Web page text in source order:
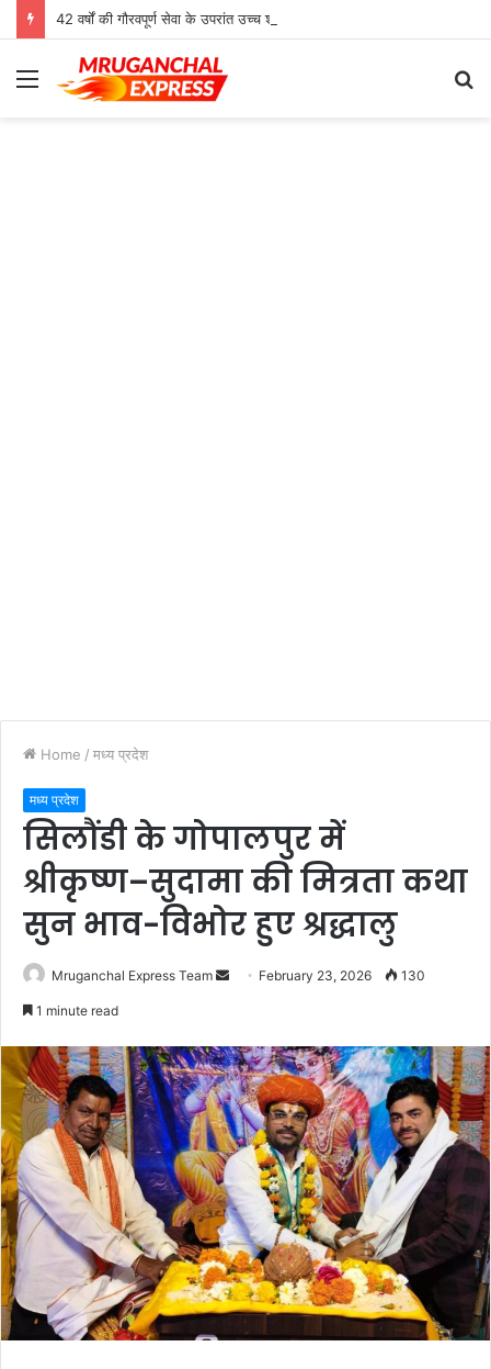
Menu
Home / मध्य प्रदेश
मध्य प्रदेश
सिलौंडी के गोपालपुर में
श्रीकृष्ण–सुदामा की मित्रता कथा
सुन भाव-विभोर हुए श्रद्धालु
Mruganchal Express Team
Send February 23, 2026 130
1 minute read